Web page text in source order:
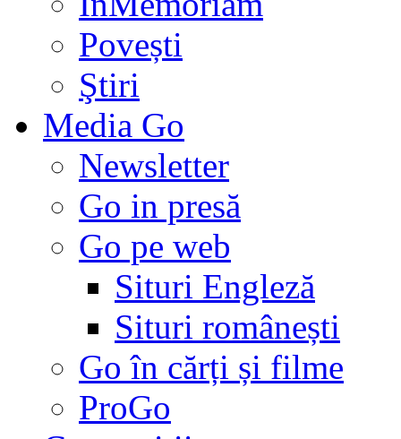
Povești
Ştiri
Media Go
Newsletter
Go in presă
Go pe web
Situri Engleză
Situri românești
Go în cărți și filme
ProGo